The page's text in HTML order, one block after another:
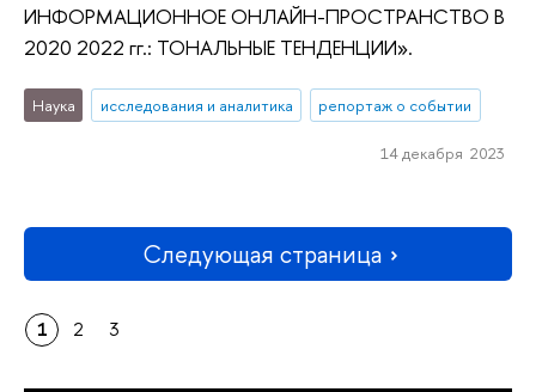
ИНФОРМАЦИОННОЕ ОНЛАЙН-ПРОСТРАНСТВО В
2020 2022 гг.: ТОНАЛЬНЫЕ ТЕНДЕНЦИИ».
Наука исследования и аналитика репортаж о событии
14 декабря 2023
Следующая страница
1 2 3